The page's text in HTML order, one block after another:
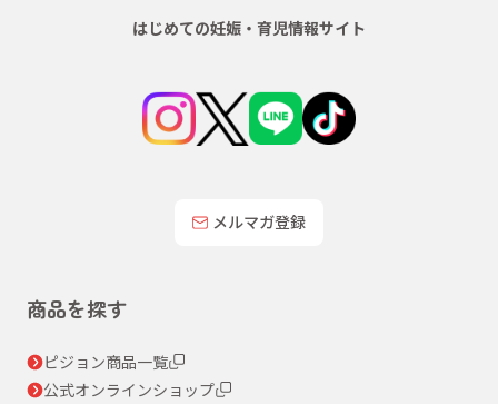
はじめての妊娠・育児情報サイト
メルマガ登録
商品を探す
ピジョン商品一覧
公式オンラインショップ